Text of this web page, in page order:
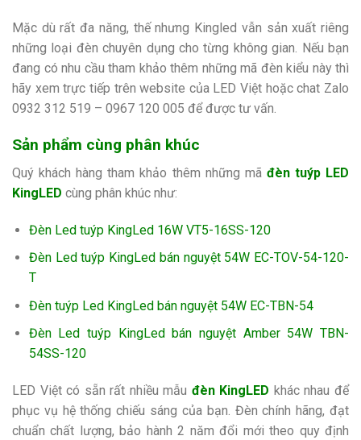
Mặc dù rất đa năng, thế nhưng Kingled vẫn sản xuất riêng
những loại đèn chuyên dụng cho từng không gian. Nếu bạn
đang có nhu cầu tham khảo thêm những mã đèn kiểu này thì
hãy xem trực tiếp trên website của LED Việt hoặc chat Zalo
0932 312 519 – 0967 120 005 để được tư vấn.
Sản phẩm cùng phân khúc
Quý khách hàng tham khảo thêm những mãđèn tuýp LED
KingLED cùng phân khúc như:
Đèn Led tuýp KingLed 16W VT5-16SS-120
Đèn Led tuýp KingLed bán nguyệt 54W EC-TOV-54-120-
T
Đèn tuýp Led KingLed bán nguyệt 54W EC-TBN-54
Đèn Led tuýp KingLed bán nguyệt Amber 54W TBN-
54SS-120
LED Việt có sẵn rất nhiều mẫu đèn KingLED khác nhau để
phục vụ hệ thống chiếu sáng của bạn. Đèn chính hãng, đạt
chuẩn chất lượng, bảo hành 2 năm đổi mới theo quy định